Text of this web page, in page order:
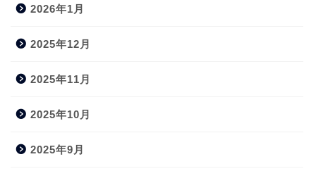
2026年1月
2025年12月
2025年11月
2025年10月
2025年9月